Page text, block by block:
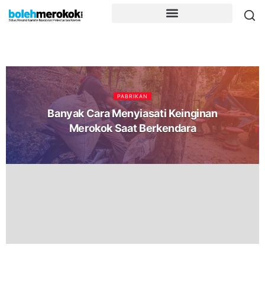
PABRIKAN
Banyak Cara Menyiasati Keinginan
Merokok Saat Berkendara